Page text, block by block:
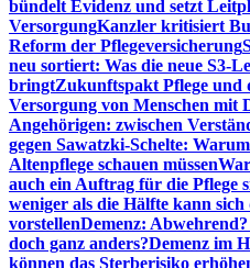
bündelt Evidenz und setzt
VersorgungKanzler kritisiert
Reform der Pflegeversicherung
neu sortiert: Was die neue S3-
bringtZukunftspakt Pflege und
Versorgung von Menschen mit
Angehörigen: zwischen
gegen Sawatzki-Schelte:
Altenpflege schauen müssen
auch ein Auftrag für die Pflege
weniger als die Hälfte kann
vorstellenDemenz:
doch ganz anders?Demenz im
können das Sterberisiko